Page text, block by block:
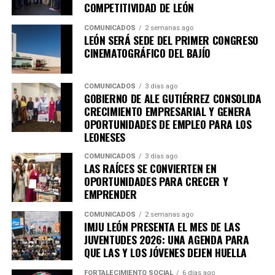
darles las gracias de corazón por todo el apoyo que
nos ha hecho llegar y así nos cambia la vida”,
expresó.
PROGRAMA MEJORAMIENTO DE VIVIENDA LLEGA
A LAS COMUNIDADES RURALES
La presidenta municipal, junto con su comitiva, visitó a
familias beneficiarias del programa de Mejoramiento de
Vivienda, entre ellas María del Carmen Falcón Flores, de
74 años, quien vive con su esposo y recibió acciones para
mejorar las condiciones de su hogar.
Estas acciones permiten atender necesidades
prioritarias de las familias que habitan en las
comunidades rurales y brindarles espacios más seguros y
adecuados, para que puedan desarrollar su vida
cotidiana en mejores condiciones.
COMPETITIVIDAD DE LEÓN
COMUNICADOS 2 semanas ago
LEÓN SERÁ SEDE DEL PRIMER CONGRESO
CINEMATOGRÁFICO DEL BAJÍO
COMUNICADOS 3 días ago
GOBIERNO DE ALE GUTIÉRREZ CONSOLIDA
CRECIMIENTO EMPRESARIAL Y GENERA
OPORTUNIDADES DE EMPLEO PARA LOS
LEONESES
COMUNICADOS 3 días ago
LAS RAÍCES SE CONVIERTEN EN
OPORTUNIDADES PARA CRECER Y
EMPRENDER
COMUNICADOS 2 semanas ago
IMJU LEÓN PRESENTA EL MES DE LAS
JUVENTUDES 2026: UNA AGENDA PARA
QUE LAS Y LOS JÓVENES DEJEN HUELLA
FORTALECIMIENTO SOCIAL 6 días ago